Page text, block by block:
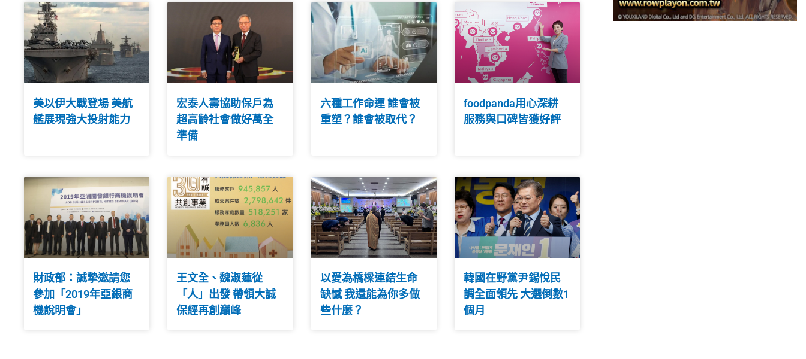
美以伊大戰登場 美航
艦展現強大投射能力
宏泰人壽協助保戶為
超高齡社會做好萬全
準備
六種工作命運 誰會被
重塑？誰會被取代？
foodpanda用心深耕
服務與口碑皆獲好評
財政部：誠摯邀請您
參加「2019年亞銀商
機說明會」
王文全、魏淑蓮從
「人」出發 帶領大誠
保經再創巔峰
以愛為橋樑連結生命
缺憾 我還能為你多做
些什麼？
韓國在野黨尹錫悅民
調全面領先 大選倒數1
個月